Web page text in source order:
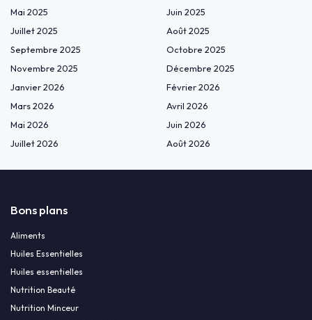
Mai 2025
Juin 2025
Juillet 2025
Août 2025
Septembre 2025
Octobre 2025
Novembre 2025
Décembre 2025
Janvier 2026
Février 2026
Mars 2026
Avril 2026
Mai 2026
Juin 2026
Juillet 2026
Août 2026
Bons plans
Aliments
Huiles Essentielles
Huiles essentielles
Nutrition Beauté
Nutrition Minceur